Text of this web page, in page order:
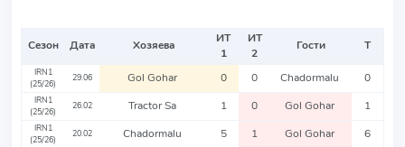
Сезон Дата Хозяева
ИТ
1
ИТ
2
Гости Т
IRN1
(25/26)
29.06 Gol Gohar 0 0 Chadormalu 0
IRN1
(25/26)
26.02 Tractor Sa 1 0 Gol Gohar 1
IRN1
(25/26)
20.02 Chadormalu 5 1 Gol Gohar 6